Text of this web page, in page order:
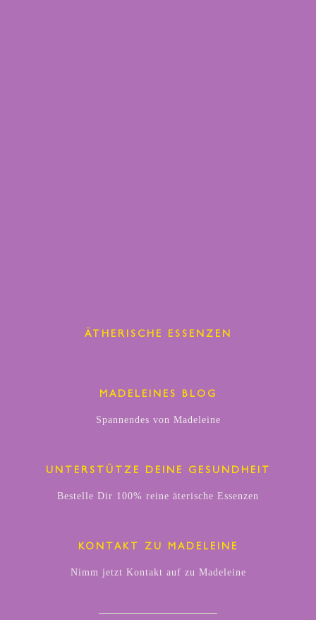
ÄTHERISCHE ESSENZEN
MADELEINES BLOG
Spannendes von Madeleine
UNTERSTÜTZE DEINE GESUNDHEIT
Bestelle Dir 100% reine äterische Essenzen
KONTAKT ZU MADELEINE
Nimm jetzt Kontakt auf zu Madeleine